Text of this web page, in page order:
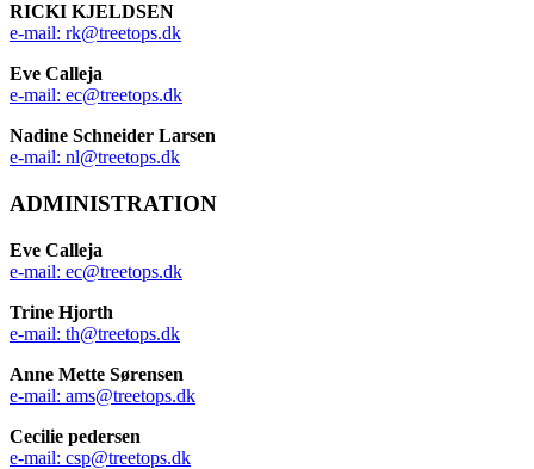
RICKI KJELDSEN
e-mail: rk@treetops.dk
Eve Calleja
e-mail: ec@treetops.dk
Nadine Schneider Larsen
e-mail: nl@treetops.dk
ADMINISTRATION
Eve Calleja
e-mail: ec@treetops.dk
Trine Hjorth
e-mail: th@treetops.dk
Anne Mette Sørensen
e-mail: ams@treetops.dk
Cecilie pedersen
e-mail: csp@treetops.dk